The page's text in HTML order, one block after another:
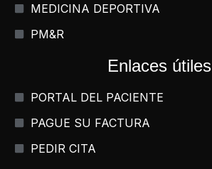
MEDICINA DEPORTIVA
PM&R
Enlaces útiles
PORTAL DEL PACIENTE
PAGUE SU FACTURA
PEDIR CITA